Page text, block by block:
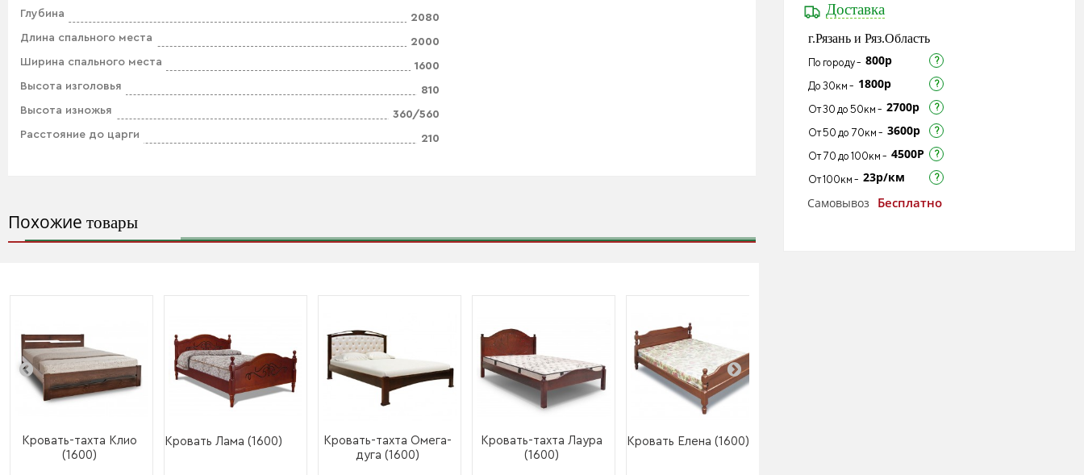
Доставка
г.Рязань и Ряз.Область
По городу - 800р
До 30км - 1800р
От 30 до 50км - 2700р
От 50 до 70км - 3600р
От 70 до 100км - 4500Р
От 100км - 23р/км
Самовывоз
Бесплатно
Глубина
2080
Длина спального места
2000
Ширина спального места
1600
Высота изголовья
810
Высота изножья
360/560
Расстояние до царги
210
Похожие товары
Кровать-тахта Клио
(1600)
Кровать Лама (1600)
Кровать-тахта Омега-
дуга (1600)
Кровать-тахта Лаура
(1600)
Кровать Елена (1600)